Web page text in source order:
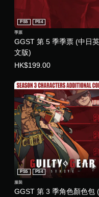
GGST 第 5 季季票 (中日
文版)
PS5 PS4
季票
HK$199.00
GGST 第 3 季角色顏色包
PS5 PS4
服裝